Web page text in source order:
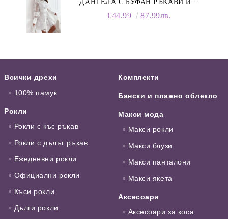
ДАНТЕЛА С БУФАН РЪКАВИ И
€44.99 87.99лв.
Всички дрехи
100% памук
Рокли
Рокли с къс ръкав
Рокли с дълъг ръкав
Ежедневни рокли
Официални рокли
Къси рокли
Дълги рокли
Комплекти
Бански и плажно облекло
Макси мода
Макси рокли
Макси блузи
Макси панталони
Макси якета
Аксесоари
Аксесоари за коса